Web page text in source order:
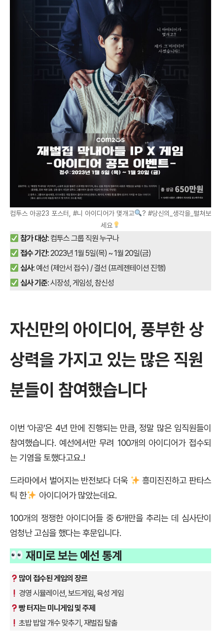
컴투스 아공23 포스터, #니 아이디어가 몇개고
? #당신의_생각을_펼쳐보
세요
참가 대상: 컴투스 그룹 직원 누구나
접수 기간: 2023년 1월 5일(목) ~ 1월 20일(금)
심사: 예선 (제안서 접수) / 결선 (프레젠테이션 진행)
심사 기준: 시장성, 게임성, 참신성
자신만의 아이디어, 풍부한 상
상력을 가지고 있는 많은 직원
분들이 참여했습니다
이번 ‘아공’은 4년 만에 진행되는 만큼, 정말 많은 임직원들이
참여했습니다. 예선에서만 무려 100개의 아이디어가 접수되
는 기염을 토했다고요..!
드라마에서 벌어지는 반전보다 더욱
흥미진진하고 판타스
틱 한
아이디어가 많았는데요.
100개의 쟁쟁한 아이디어들 중 6개만을 추리는 데 심사단이
엄청난 고심을 했다는 후문입니다.
재미로 보는 예선 통계
많이 접수된 게임의 장르
경영 시뮬레이션, 보드게임, 육성 게임
빵 터지는 미니게임 및 주제
초밥 밥알 개수 맞추기, 재벌집 탈출